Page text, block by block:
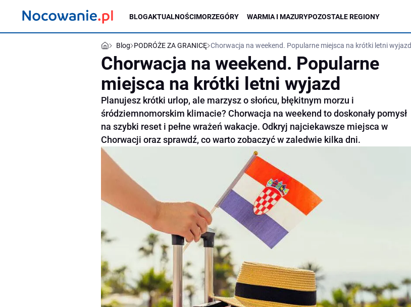
BLOGAKTUALNOŚCIMORZEGÓRY WARMIA I MAZURYPOZOSTAŁE REGIONY
Blog PODRÓŻE ZA GRANICĘ Chorwacja na weekend. Popularne miejsca na krótki letni wyjazd
Chorwacja na weekend. Popularne
miejsca na krótki letni wyjazd
Planujesz krótki urlop, ale marzysz o słońcu, błękitnym morzu i
śródziemnomorskim klimacie? Chorwacja na weekend to doskonały pomysł
na szybki reset i pełne wrażeń wakacje. Odkryj najciekawsze miejsca w
Chorwacji oraz sprawdź, co warto zobaczyć w zaledwie kilka dni.